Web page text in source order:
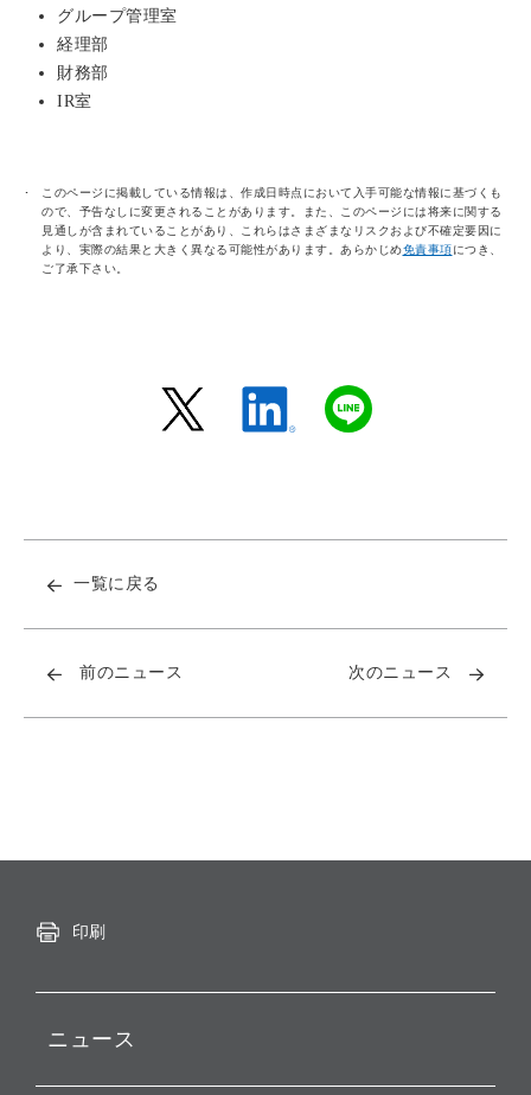
グループ管理室
経理部
財務部
IR室
このページに掲載している情報は、作成日時点において入手可能な情報に基づくも
ので、予告なしに変更されることがあります。また、このページには将来に関する
見通しが含まれていることがあり、これらはさまざまなリスクおよび不確定要因に
より、実際の結果と大きく異なる可能性があります。あらかじめ免責事項につき、
ご了承下さい。
一覧に戻る
前のニュース 次のニュース
印刷
ニュース